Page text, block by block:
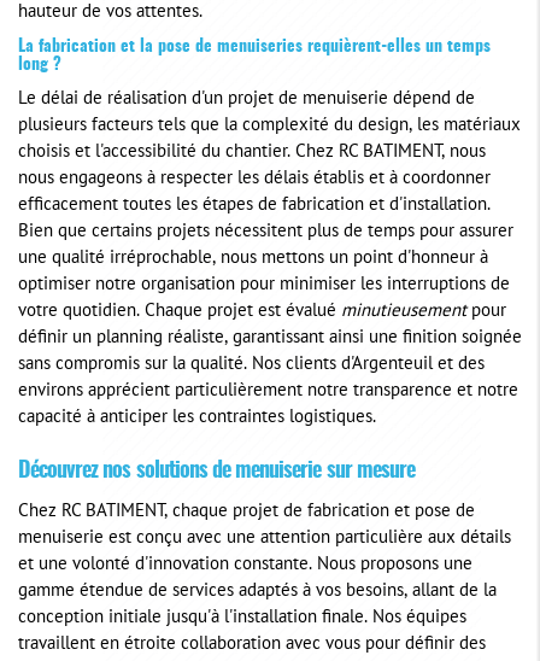
hauteur de vos attentes.
La fabrication et la pose de menuiseries requièrent-elles un temps
long ?
Le délai de réalisation d'un projet de menuiserie dépend de
plusieurs facteurs tels que la complexité du design, les matériaux
choisis et l'accessibilité du chantier. Chez RC BATIMENT, nous
nous engageons à respecter les délais établis et à coordonner
efficacement toutes les étapes de fabrication et d'installation.
Bien que certains projets nécessitent plus de temps pour assurer
une qualité irréprochable, nous mettons un point d'honneur à
optimiser notre organisation pour minimiser les interruptions de
votre quotidien. Chaque projet est évalué minutieusementpour
définir un planning réaliste, garantissant ainsi une finition soignée
sans compromis sur la qualité. Nos clients d'Argenteuil et des
environs apprécient particulièrement notre transparence et notre
capacité à anticiper les contraintes logistiques.
Découvrez nos solutions de menuiserie sur mesure
Chez RC BATIMENT, chaque projet de fabrication et pose de
menuiserie est conçu avec une attention particulière aux détails
et une volonté d'innovation constante. Nous proposons une
gamme étendue de services adaptés à vos besoins, allant de la
conception initiale jusqu'à l'installation finale. Nos équipes
travaillent en étroite collaboration avec vous pour définir des